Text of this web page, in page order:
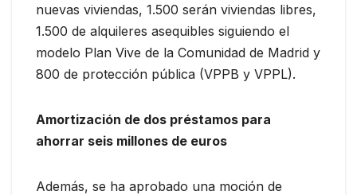
nuevas viviendas, 1.500 serán viviendas libres,
1.500 de alquileres asequibles siguiendo el
modelo Plan Vive de la Comunidad de Madrid y
800 de protección pública (VPPB y VPPL).
Amortización de dos préstamos para
ahorrar seis millones de euros
Además, se ha aprobado una moción de